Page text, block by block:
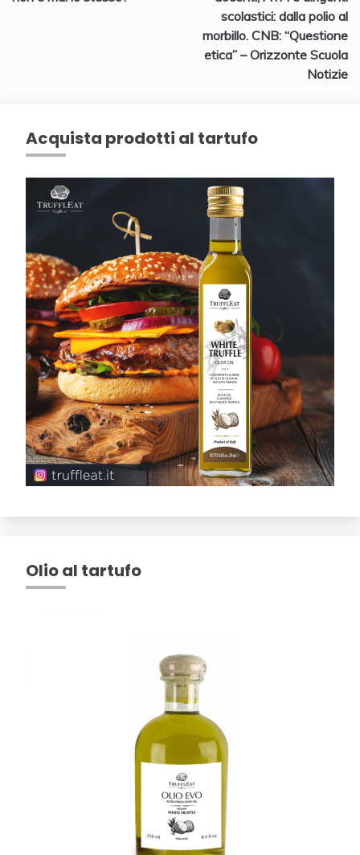
scolastici: dalla polio al
morbillo. CNB: “Questione
etica” – Orizzonte Scuola
Notizie
Acquista prodotti al tartufo
Olio al tartufo